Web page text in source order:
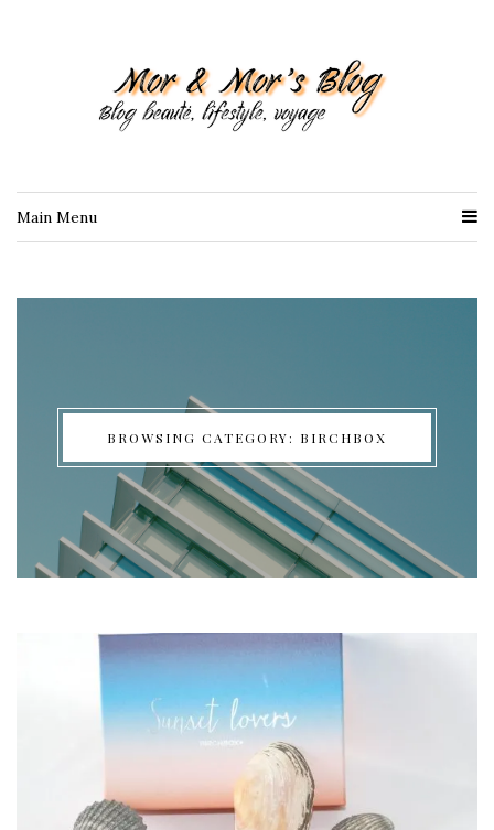
Main Menu
BROWSING CATEGORY: BIRCHBOX